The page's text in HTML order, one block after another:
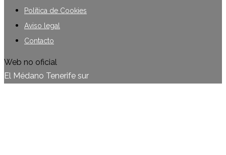
Política de Cookies
Aviso legal
Contacto
Web no oficial
El Médano Tenerife sur